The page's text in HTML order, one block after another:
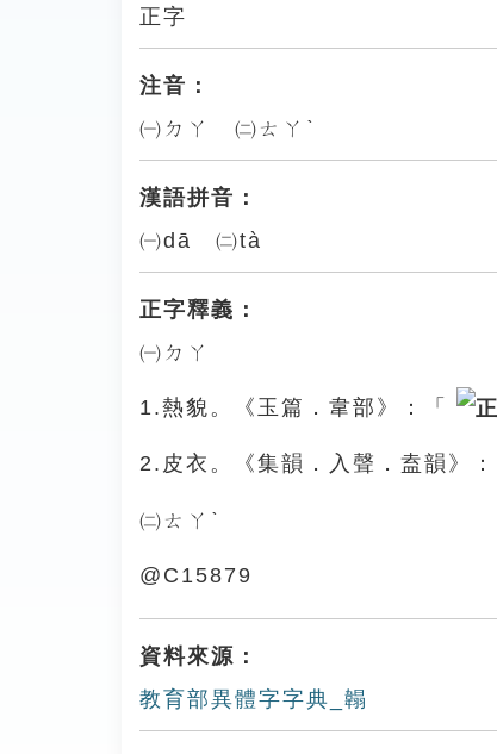
正字
注音：
㈠ㄉㄚ ㈡ㄊㄚˋ
漢語拼音：
㈠dā ㈡tà
正字釋義：
㈠ㄉㄚ
1.熱貌。《玉篇．韋部》：「
2.皮衣。《集韻．入聲．盍韻》：
㈡ㄊㄚˋ
@C15879
資料來源：
教育部異體字字典_䪚